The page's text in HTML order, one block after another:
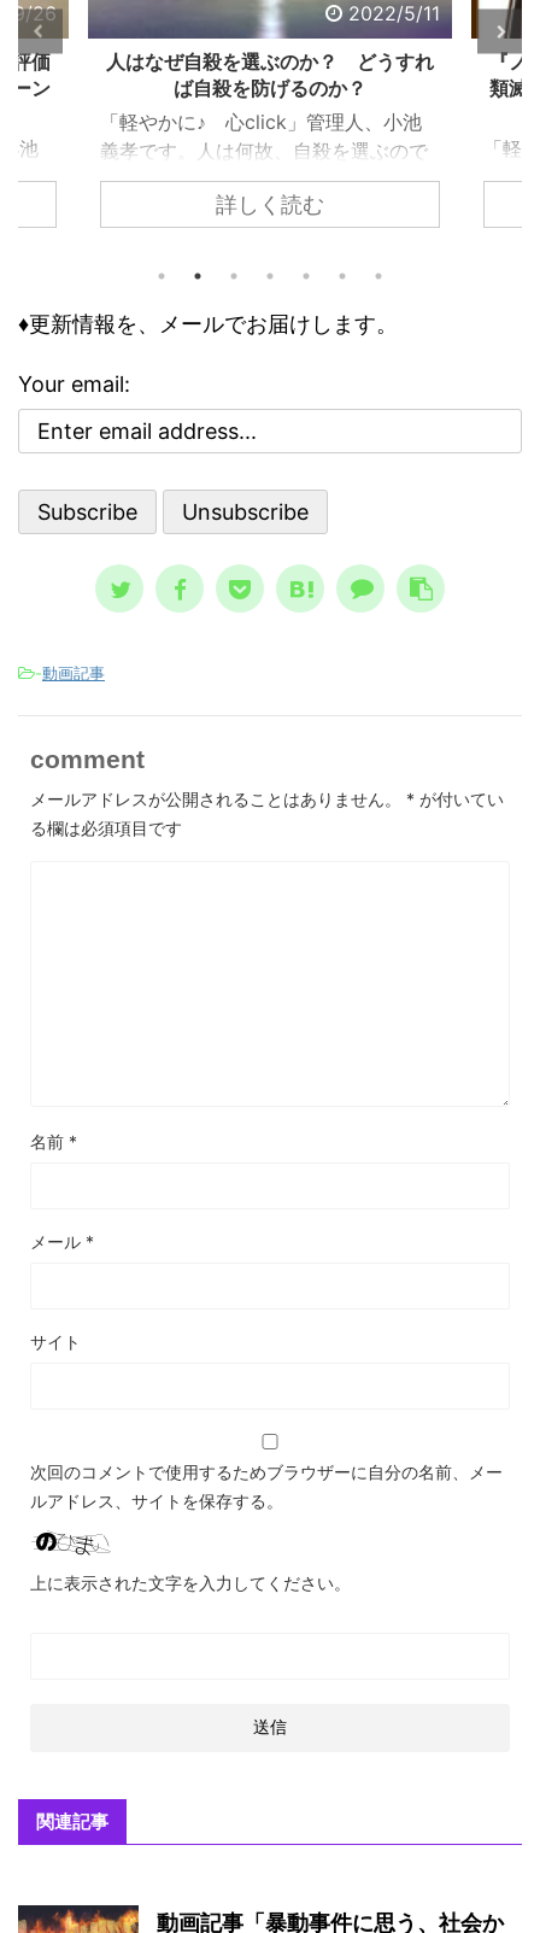
2022/5/11
人はなぜ自殺を選ぶのか？ どうすれ
ば自殺を防げるのか？
「軽やかに♪ 心click」管理人、小池
義孝です。人は何故、自殺を選ぶので
しょうか？ 自殺するまで追い込まれ
ない為には、どうすれば良いのでしょ
が、共通するのは精神トーンの問題で
に取り組む前に、基本の大枠として知
クが高まる３つの精神状態 人は、ど
ういう時に自殺に至るのか？ その精
神状態を詳しく知っておくのは、周囲
なりません。 一般的に広まっている
ノウハウ ...
詳しく読む
『ノストラダ
類滅亡は、な
「軽やかに♪
義孝です。今
て、お話しし
亡シナリオを
♦更新情報を、メールでお届けします。
Your email:
-動画記事
comment
メールアドレスが公開されることはありません。 * が付いてい
る欄は必須項目です
名前 *
メール *
サイト
次回のコメントで使用するためブラウザーに自分の名前、メー
ルアドレス、サイトを保存する。
上に表示された文字を入力してください。
関連記事
動画記事「暴動事件に思う、社会か